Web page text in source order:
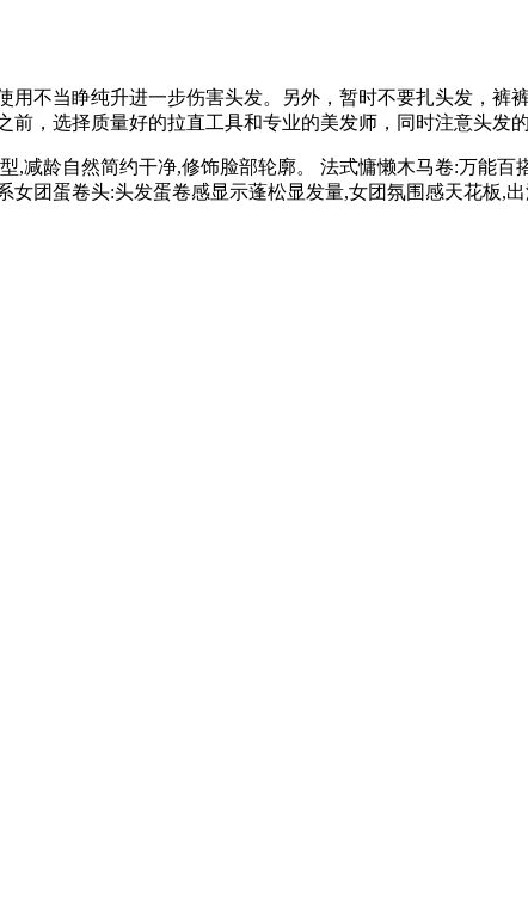
不当睁纯升进一步伤害头发。另外，暂时不要扎头发，裤
，选择质量好的拉直工具和专业的美发师，同时注意头发的
减龄自然简约干净,修饰脸部轮廓。 法式慵懒木马卷:万能百
团蛋卷头:头发蛋卷感显示蓬松显发量,女团氛围感天花板,出